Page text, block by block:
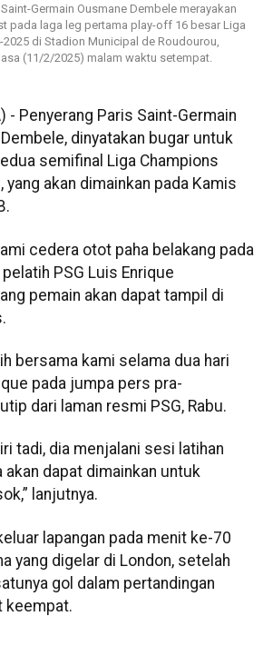
Germain Ousmane Dembele merayakan
pada laga leg pertama play-off 16 besar Liga
2025 di Stadion Municipal de Roudourou,
(11/2/2025) malam waktu setempat.
- Penyerang Paris Saint-Germain
dinyatakan bugar untuk
semifinal Liga Champions
yang akan dimainkan pada Kamis
cedera otot paha belakang pada
PSG Luis Enrique
pemain akan dapat tampil di
bersama kami selama dua hari
pada jumpa pers pra-
dari laman resmi PSG, Rabu.
tadi, dia menjalani sesi latihan
akan dapat dimainkan untuk
lanjutnya.
lapangan pada menit ke-70
yang digelar di London, setelah
gol dalam pertandingan
keempat.